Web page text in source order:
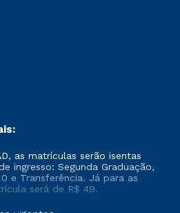
R2
as matrículas serão isentas
ingresso: Segunda Graduação,
e Transferência. Já para as
será de R$ 49.